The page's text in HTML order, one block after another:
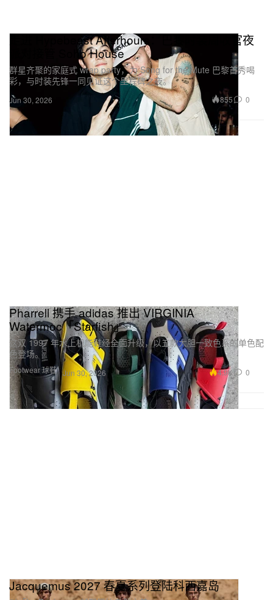
走进 Hypebeast Afterhours：巴黎时装周收官夜
派对接管 Soho House
群星齐聚的家庭式 wrap party，为 Song for the Mute 巴黎首秀喝
彩，与时装先锋一同见证这个里程碑之夜。
Jun 30, 2026 855 0
Footwear 球鞋
Pharrell 携手 adidas 推出 VIRGINIA
Watermoc「Starfish」
这双 1997 年水上机能鞋经全面升级，以五款大胆一致色系的单色配
色登场。
Jun 30, 2026 4.9K 0
Jacquemus 2027 春夏系列登陆科西嘉岛